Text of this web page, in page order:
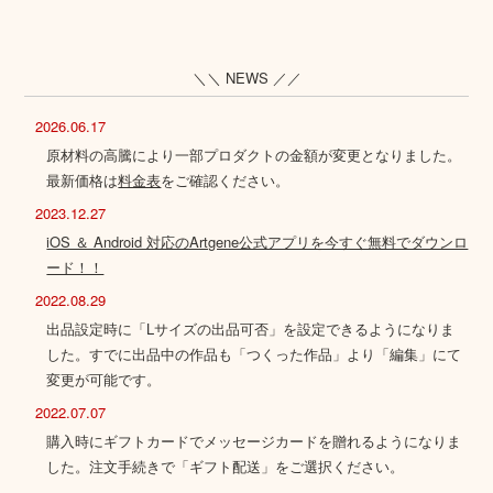
＼＼ NEWS ／／
2026.06.17
原材料の高騰により一部プロダクトの金額が変更となりました。
最新価格は料金表をご確認ください。
2023.12.27
iOS ＆ Android 対応のArtgene公式アプリを今すぐ無料でダウンロ
ード！！
2022.08.29
出品設定時に「Lサイズの出品可否」を設定できるようになりま
した。すでに出品中の作品も「つくった作品」より「編集」にて
変更が可能です。
2022.07.07
購入時にギフトカードでメッセージカードを贈れるようになりま
した。注文手続きで「ギフト配送」をご選択ください。